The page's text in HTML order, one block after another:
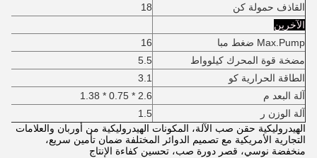
القاذف حمولة كن
18
الآخرين
Max.Pump ضغط مبا
16
مضخة قوة المحرك كيلوواط
5.5
الطاقة الحرارية كو
3.1
آلة البعد م
2.6 * 0.75 * 1.38
آلة الوزن ر
1.5
الهيدروليكية حقن صب الآلة، المكونات الهيدروليكية من أوربان والعلامات
التجارية الأمريكية مع تصميم الدوائر المختلفة ضمان تأمين سريع،
منخفضة نوسي، قصر دورة صب، تحسين كفاءة الإنتاج